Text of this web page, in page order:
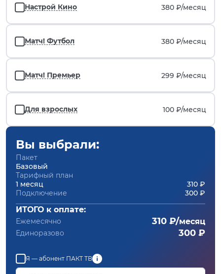
Настрой Кино 380 ₽/месяц
Матч! Футбол 380 ₽/месяц
Матч! Премьер 299 ₽/месяц
Для взрослых 100 ₽/месяц
Вы выбрали:
Пакет
Базовый
Тарифный план
1 месяц
310 ₽
Подключение
300 ₽
ИТОГО к оплате:
Ежемесячно 310 ₽/месяц
Единоразово 300 ₽
Я — абонент ПАКТ ТВ